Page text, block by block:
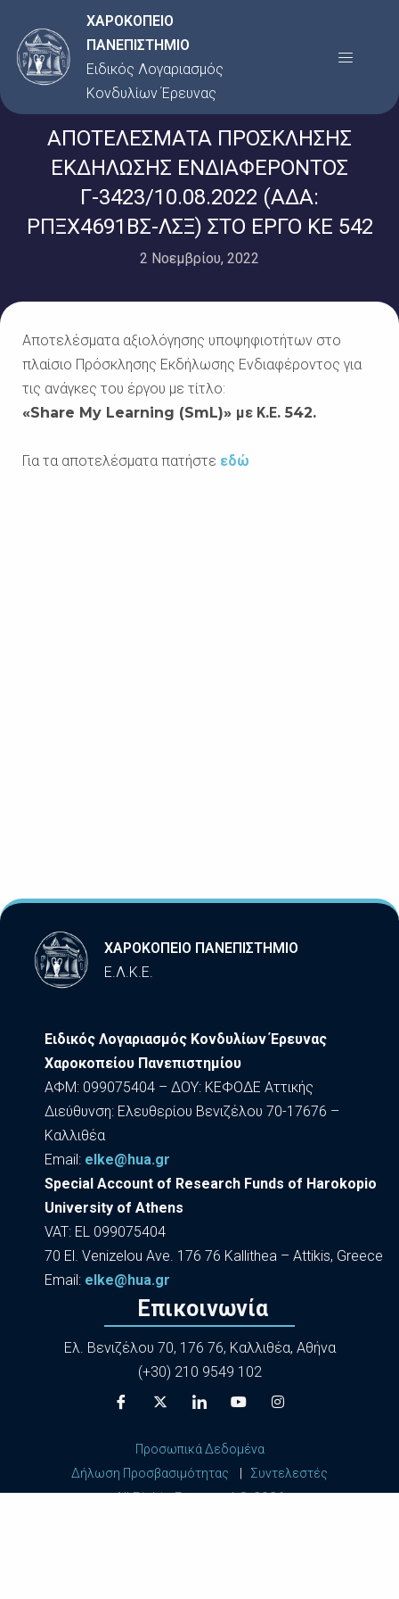
στο
περιεχόμενο
ΧΑΡΟΚΟΠΕΙΟ
ΠΑΝΕΠΙΣΤΗΜΙΟ
Ειδικός Λογαριασμός
Κονδυλίων Έρευνας
Menu
ΑΠΟΤΕΛΕΣΜΑΤΑ ΠΡΟΣΚΛΗΣΗΣ
ΕΚΔΗΛΩΣΗΣ ΕΝΔΙΑΦΕΡΟΝΤΟΣ
Γ-3423/10.08.2022 (ΑΔΑ:
ΡΠΞΧ4691ΒΣ-ΛΣΞ) ΣΤΟ ΕΡΓΟ ΚΕ 542
2 Νοεμβρίου, 2022
Αποτελέσματα αξιολόγησης υποψηφιοτήτων στο
πλαίσιο Πρόσκλησης Εκδήλωσης Ενδιαφέροντος για
τις ανάγκες του έργου με τίτλο:
«Share My Learning (SmL)» με Κ.Ε. 542.
Για τα αποτελέσματα πατήστε εδώ
ΧΑΡΟΚΟΠΕΙΟ ΠΑΝΕΠΙΣΤΗΜΙΟ
Ε.Λ.Κ.Ε.
Ειδικός Λογαριασμός Κονδυλίων Έρευνας
Χαροκοπείου Πανεπιστημίου
ΑΦΜ: 099075404 – ΔΟΥ: ΚΕΦΟΔΕ Αττικής
Διεύθυνση: Ελευθερίου Βενιζέλου 70-17676 –
Καλλιθέα
Εmail: elke@hua.gr
Special Account of Research Funds of Harokopio
University of Athens
VAT: EL 099075404
70 El. Venizelou Ave. 176 76 Kallithea – Attikis, Greece
Εmail: elke@hua.gr
Επικοινωνία
Ελ. Βενιζέλου 70, 176 76, Καλλιθέα, Αθήνα
(+30) 210 9549 102
Προσωπικά Δεδομένα
Δήλωση Προσβασιμότητας
Συντελεστές
All Rights Reserved ©2026